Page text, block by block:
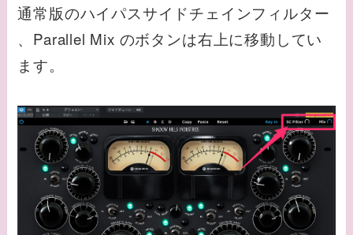
通常版のハイパスサイドチェインフィルター
、Parallel Mix のボタンは右上に移動してい
ます。